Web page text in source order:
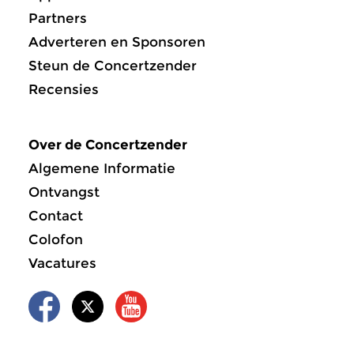
Partners
Adverteren en Sponsoren
Steun de Concertzender
Recensies
Over de Concertzender
Algemene Informatie
Ontvangst
Contact
Colofon
Vacatures